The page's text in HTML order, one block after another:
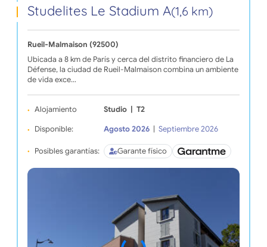
Studelites Le Stadium A(1,6 km)
Rueil-Malmaison (92500)
Ubicada a 8 km de París y cerca del distrito financiero de La
Défense, la ciudad de Rueil-Malmaison combina un ambiente
de vida exce…
Alojamiento Studio T2
Disponible: Agosto 2026 Septiembre 2026
Posibles garantías: Garante físico